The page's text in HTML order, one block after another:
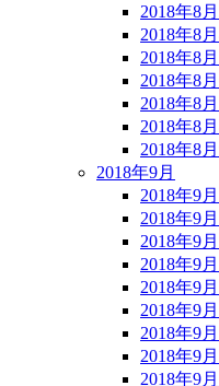
2018年8
2018年8
2018年8
2018年8
2018年8
2018年8
2018年8
2018年9月
2018年9
2018年9
2018年9
2018年9
2018年9
2018年9
2018年9
2018年9
2018年9